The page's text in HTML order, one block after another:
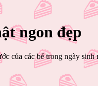
ngon đẹp
của các bé trong ngày sinh